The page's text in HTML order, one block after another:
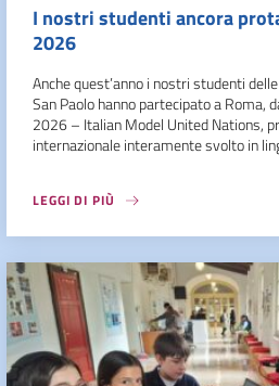
I nostri studenti ancora
2026
Anche quest’anno i nostri studenti
San Paolo hanno partecipato a Roma,
2026 – Italian Model United Nations,
internazionale interamente svolto in
LEGGI DI PIÙ